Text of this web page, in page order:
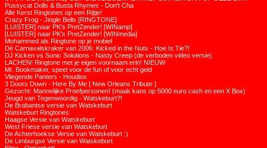
Pussycat Dolls & Busta Rhymes - Don't Cha
Alle Kerst Ringtones op een Rijtje!
Crazy Frog - Jingle Bells [RINGTONE]
[LUISTER] naar PK's PretZender! [WINamp]
[LUISTER] naar PK's PretZender! [WINmedia]
Mohammed als Ringtone op je mobiel
Dé Carnavalskraker van 2006: Kicked in the Nuts - Hoe Is Tie?!
DJ Kicken vs Sonic Solutions - Nasty Creep (de verboden video versie)
LACHEN! Ringtone met je eigen voornaam erin! NIEUW
Mr. Bookmaker, speel voor de fun of voor echt geld
Vliegende Panters - Houdios
3 Doors Down - Here By Me [ New Orleans Tribute ]
Gezocht: Mannelijke Proefpersonen! (maak kans op 5000 euro cash en een X Box)
Jeugd van Tegenwoordig - Watskeburt?!
De Brabantse versie van Watskeburt
Watskeburt Ringtones
Haagse Versie van Watskeburt
West Friese versie van Watskeburt
De Achterhoekse Versie van Watskeburt :)
De Limburgse Versie van Watskeburt